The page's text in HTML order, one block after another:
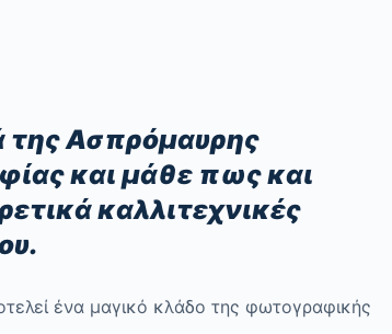
της Ασπρόμαυρης
και μάθε πως και
καλλιτεχνικές
ένα μαγικό κλάδο της φωτογραφικής